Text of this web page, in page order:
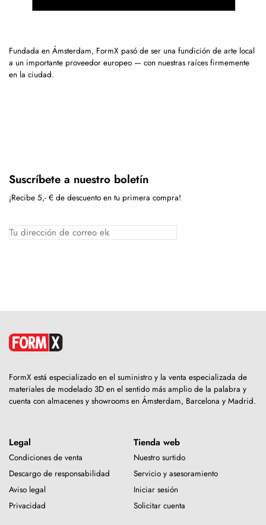
Fundada en Ámsterdam, FormX pasó de ser una fundición de arte local
a un importante proveedor europeo — con nuestras raíces firmemente
en la ciudad.
Suscríbete a nuestro boletín
¡Recibe 5,- € de descuento en tu primera compra!
FormX está especializado en el suministro y la venta especializada de
materiales de modelado 3D en el sentido más amplio de la palabra y
cuenta con almacenes y showrooms en Ámsterdam, Barcelona y Madrid.
Legal
Condiciones de venta
Descargo de responsabilidad
Aviso legal
Privacidad
Tienda web
Nuestro surtido
Servicio y asesoramiento
Iniciar sesión
Solicitar cuenta